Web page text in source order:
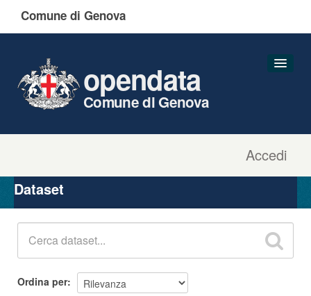
Comune di Genova
Accedi
opendata
Comune di Genova
Organizzazioni
Gruppi
Dataset
Ordina per